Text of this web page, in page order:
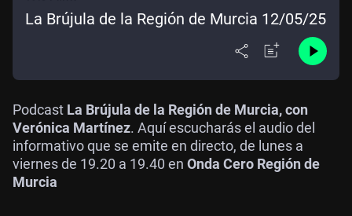
La Brújula de la Región de Murcia 12/05/25
Podcast La Brújula de la Región de Murcia, con
Verónica Martínez. Aquí escucharás el audio del
informativo que se emite en directo, de lunes a
viernes de 19.20 a 19.40 en Onda Cero Región de
Murcia